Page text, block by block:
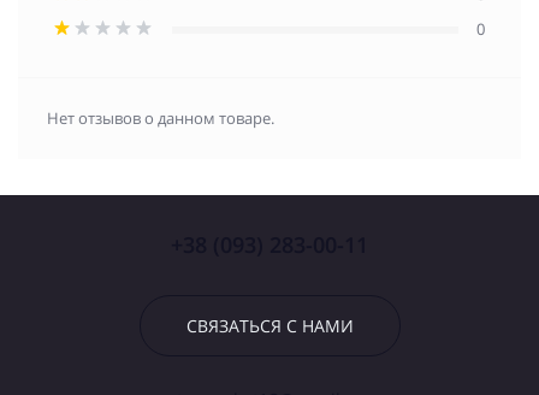
0
Нет отзывов о данном товаре.
СВЯЗАТЬСЯ С НАМИ